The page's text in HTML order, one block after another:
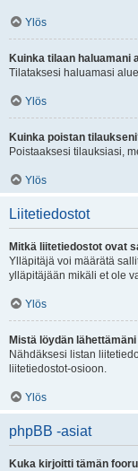
Ylös
Kuinka tilaan haluamani
Tilataksesi haluamasi
Ylös
Kuinka poistan
Poistaaksesi tilauksiasi,
Ylös
Liitetiedostot
Mitkä liitetiedostot ovat
Ylläpitäjä voi määrätä
ylläpitäjään mikäli et ole
Ylös
Mistä löydän
Nähdäksesi listan
liitetiedostot-osioon.
Ylös
phpBB -asiat
Kuka kirjoitti tämän